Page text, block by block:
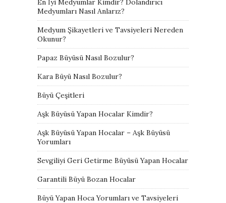
En İyi Medyumlar Kimdir? Dolandırıcı
Medyumları Nasıl Anlarız?
Medyum Şikayetleri ve Tavsiyeleri Nereden
Okunur?
Papaz Büyüsü Nasıl Bozulur?
Kara Büyü Nasıl Bozulur?
Büyü Çeşitleri
Aşk Büyüsü Yapan Hocalar Kimdir?
Aşk Büyüsü Yapan Hocalar – Aşk Büyüsü
Yorumları
Sevgiliyi Geri Getirme Büyüsü Yapan Hocalar
Garantili Büyü Bozan Hocalar
Büyü Yapan Hoca Yorumları ve Tavsiyeleri